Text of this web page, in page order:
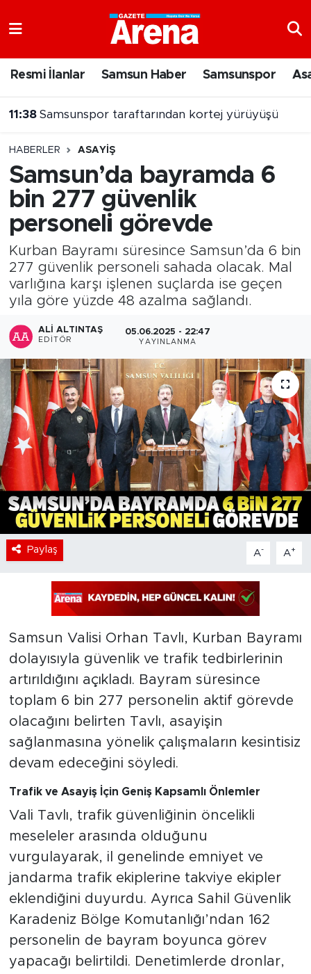
Resmi İlanlar Samsun Haber Samsunspor
11:38 Samsunspor taraftarından kortej yürüyüşü
11:35 Bayburtlu Judoculardan Samsun'da derece
HABERLER ASAYIŞ
Samsun’da bayramda 6
bin 277 güvenlik
personeli görevde
Kurban Bayramı süresince Samsun’da 6 bin
277 güvenlik personeli sahada olacak. Mal
varlığına karşı işlenen suçlarda ise geçen
yıla göre yüzde 48 azalma sağlandı.
ALI ALTINTAŞ
EDITÖR
05.06.2025 - 22:47
YAYINLANMA
Paylaş A- A+
Samsun Valisi Orhan Tavlı, Kurban Bayramı
dolayısıyla güvenlik ve trafik tedbirlerinin
artırıldığını açıkladı. Bayram süresince
toplam 6 bin 277 personelin aktif görevde
olacağını belirten Tavlı, asayişin
sağlanmasına yönelik çalışmaların kesintisiz
devam edeceğini söyledi.
Trafik ve Asayiş İçin Geniş Kapsamlı Önlemler
Vali Tavlı, trafik güvenliğinin öncelikli
meseleler arasında olduğunu
vurgulayarak, il genelinde emniyet ve
jandarma trafik ekiplerine takviye ekipler
eklendiğini duyurdu. Ayrıca Sahil Güvenlik
Karadeniz Bölge Komutanlığı’ndan 162
personelin de bayram boyunca görev
yapacağı belirtildi. Denetimlerde dronlar,
Samsun Namaz Vakitleri
Trafik Durumu
Süper Lig Puan Durumu ve Fikstür
Tüm Manşetler
Son Dakika Haberleri
Haber Arşivi